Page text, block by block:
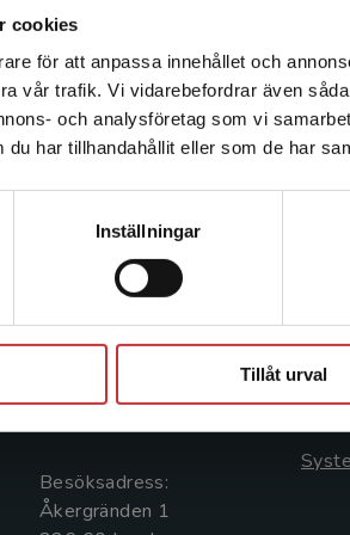
cookies
för att anpassa innehållet och
vår trafik. Vi vidarebefordrar även
och analysföretag som vi
du har tillhandahållit eller som de har
Inställningar
Tillåt urval
Det verkar som att du besöker
enhet utanför Sverige. Vi erbjuder
Sverige. För att kunna slutföra ett
leveransadressen vara i Sverige.Läs
Kontakta oss
Kontakta oss
046-31 20 00
Box 141
221 00 Lund
Besöksadress:
Åkergränden 1